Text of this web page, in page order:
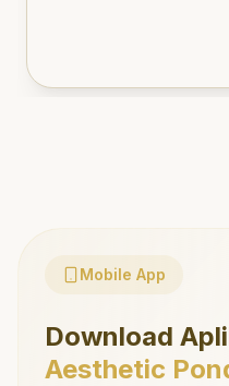
Mobile App
Download
Aesthetic